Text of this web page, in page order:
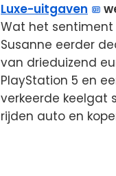
Luxe-uitgaven
Wat het sentiment
Susanne eerder
van drieduizend
PlayStation 5 en
verkeerde keelgat
rijden auto en